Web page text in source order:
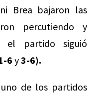
Brea bajaron las
percutiendo y
el partido siguió
6y3-6).
de los partidos